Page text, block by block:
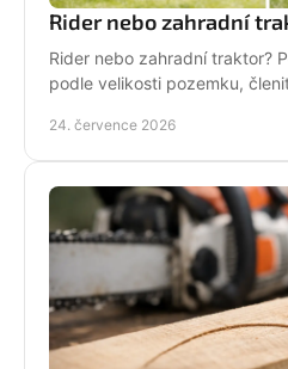
Rider nebo zahradní
Rider nebo zahradní traktor?
podle velikosti pozemku,
24. července 2026